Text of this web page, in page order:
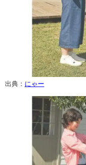
出典： にゃー